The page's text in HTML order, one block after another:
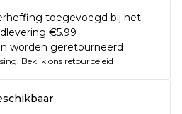
toegevoegd bij het
€5.99
worden geretourneerd
Bekijk ons retourbeleid